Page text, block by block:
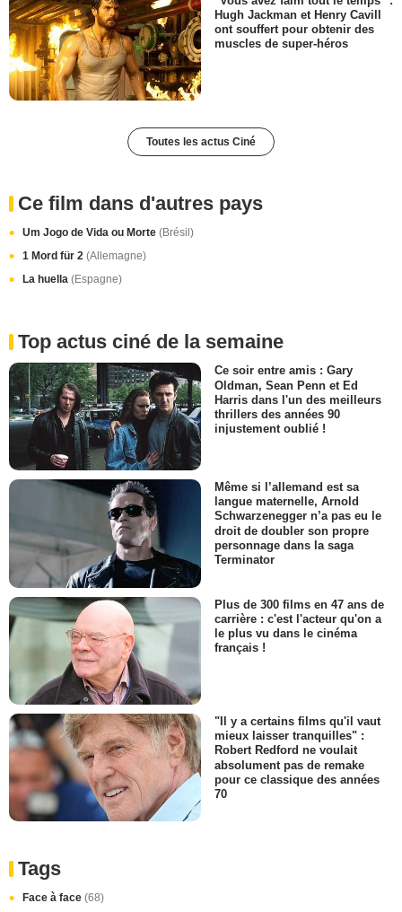
Hugh Jackman et Henry Cavill
ont souffert pour obtenir des
muscles de super-héros
Toutes les actus Ciné
Ce film dans d'autres pays
Um Jogo de Vida ou Morte (Brésil)
1 Mord für 2 (Allemagne)
La huella (Espagne)
Top actus ciné de la semaine
Ce soir entre amis : Gary
Oldman, Sean Penn et Ed
Harris dans l'un des meilleurs
thrillers des années 90
injustement oublié !
Même si l’allemand est sa
langue maternelle, Arnold
Schwarzenegger n’a pas eu le
droit de doubler son propre
personnage dans la saga
Terminator
Plus de 300 films en 47 ans de
carrière : c'est l'acteur qu'on a
le plus vu dans le cinéma
français !
"Il y a certains films qu'il vaut
mieux laisser tranquilles" :
Robert Redford ne voulait
absolument pas de remake
pour ce classique des années
70
Tags
Face à face (68)